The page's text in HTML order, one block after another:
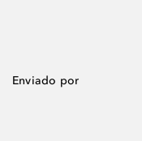
Enviado por